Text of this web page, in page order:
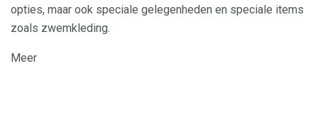
opties, maar ook speciale gelegenheden en speciale items
zoals zwemkleding.
Meer